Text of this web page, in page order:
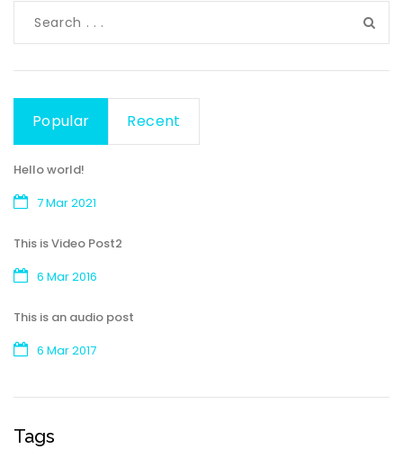
Popular Recent
Hello world!
7 Mar 2021
This is Video Post2
6 Mar 2016
This is an audio post
6 Mar 2017
Tags